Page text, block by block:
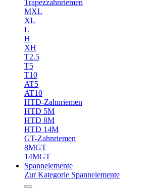
Trapezzahnriemen
MXL
XL
L
H
XH
T2.5
T5
T10
AT5
AT10
HTD-Zahnriemen
HTD 5M
HTD 8M
HTD 14M
GT-Zahnriemen
8MGT
14MGT
Spannelemente
Zur Kategorie Spannelemente